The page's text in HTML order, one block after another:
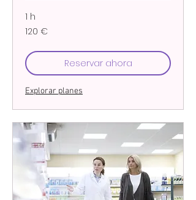
1 h
120
euros
120 €
Reservar ahora
Explorar planes